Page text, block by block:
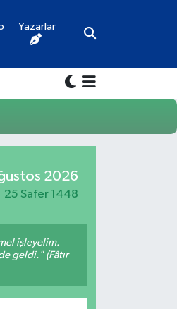
Yazarlar
2026
25 Safer 1448
işleyelim.
geldi." (Fâtır